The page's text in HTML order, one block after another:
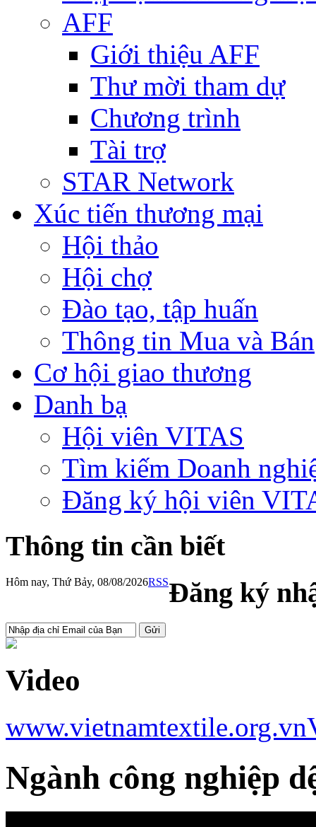
AFF
Giới thiệu AFF
Thư mời tham dự
Chương trình
Tài trợ
STAR Network
Xúc tiến thương mại
Hội thảo
Hội chợ
Đào tạo, tập huấn
Thông tin Mua và Bán
Cơ hội giao thương
Danh bạ
Hội viên VITAS
Tìm kiếm Doanh
Đăng ký hội viên
Thông tin cần biết
Hôm nay, Thứ Bảy, 08/08/2026RSSĐăng ký
Video
www.vietnamtextile.org.vn
Ngành công nghiệp